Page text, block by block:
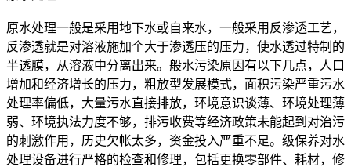
原水处理一般是采用地下水或自来水，一般采用反渗透工艺，
反渗透就是对溶液施加个大于渗透压的压力，使水透过特制的
半透膜，从溶液中分离出来。般水污染原因有以下几点，人口
增加和经济增长的压力，粗放型发展模式，面积污染严重污水
处理率偏低，大量污水直接排放，环境意识谈薄、环境处理薄
弱、环境执法力度不够，排污收费等经济政策未能起到对治污
的刺激作用，历史欠帐太多，资金投入严重不足。级保养对水
处理设备进行严格的检查和修理，包括更换零部件、耗材，修